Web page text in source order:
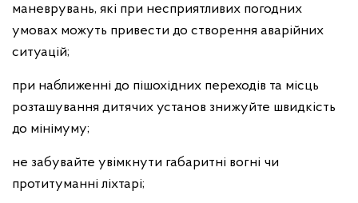
маневрувань, які при несприятливих погодних
умовах можуть привести до створення аварійних
ситуацій;
при наближенні до пішохідних переходів та місць
розташування дитячих установ знижуйте швидкість
до мінімуму;
не забувайте увімкнути габаритні вогні чи
протитуманні ліхтарі;